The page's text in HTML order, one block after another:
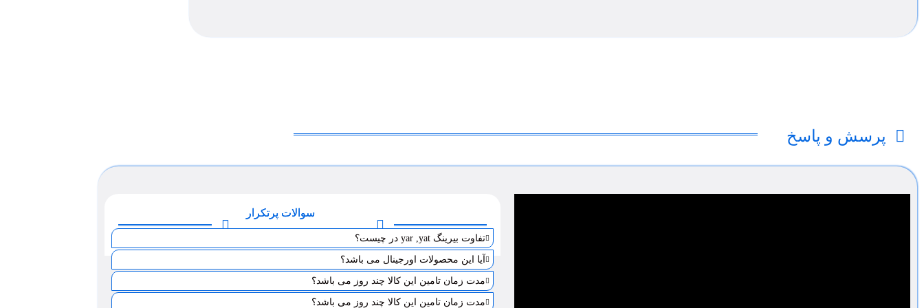
پرسش و پاسخ
سوالات پرتکرار
تفاوت بیرینگ yar ,yat در چیست؟
آیا این محصولات اورجینال می باشد؟
مدت زمان تامین این کالا چند روز می باشد؟
مدت زمان تامین این کالا چند روز می باشد؟